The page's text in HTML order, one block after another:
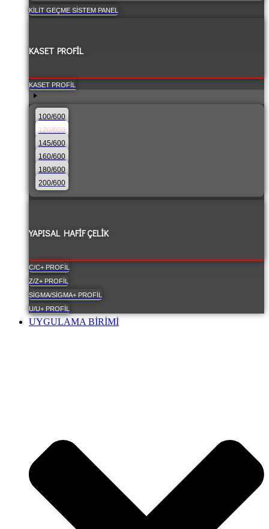
KILIT GEÇME SISTEM PANEL
KASET PROFIL
KASET PROFIL
100/600
120/600
145/600
160/600
180/600
200/600
YAPISAL HAFIF ÇELIK
C/C+ PROFIL
Z/Z+ PROFIL
SIGMA/SIGMA+ PROFIL
U/U+ PROFIL
UYGULAMA BİRİMİ